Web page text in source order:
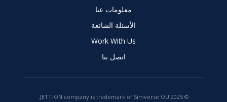
معلومات عنا
الأسئلة الشائعة
Work With Us
اتصل بنا
© 2025 JETT-ON company is trademark of Simverse OU.